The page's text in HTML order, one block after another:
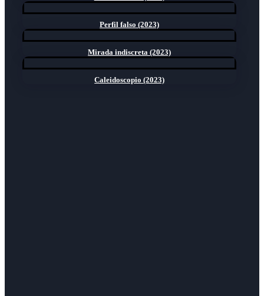
Perfil falso (2023)
Mirada indiscreta (2023)
Caleidoscopio (2023)